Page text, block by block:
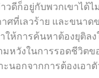
วดีก็อยู่กับพวกเขาได้ไ
ศที่เลวร้าย และขนาด
ให้การค้นหาต้องยุติลง
หวังในการรอดชีวิตข
ะนอกจากการต้องเอา